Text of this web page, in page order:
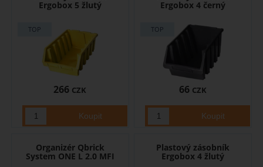
Ergobox 5 žlutý
266 CZK
Ergobox 4 černý
66 CZK
Organizér Qbrick
System ONE L 2.0 MFI
Plastový zásobník
Ergobox 4 žlutý